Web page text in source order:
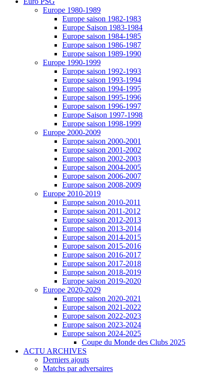
Europe 1980-1989
Europe saison 1982-1983
Europe Saison 1983-1984
Europe saison 1984-1985
Europe saison 1986-1987
Europe saison 1989-1990
Europe 1990-1999
Europe saison 1992-1993
Europe saison 1993-1994
Europe saison 1994-1995
Europe saison 1995-1996
Europe saison 1996-1997
Europe Saison 1997-1998
Europe saison 1998-1999
Europe 2000-2009
Europe saison 2000-2001
Europe saison 2001-2002
Europe saison 2002-2003
Europe saison 2004-2005
Europe saison 2006-2007
Europe saison 2008-2009
Europe 2010-2019
Europe saison 2010-2011
Europe saison 2011-2012
Europe saison 2012-2013
Europe saison 2013-2014
Europe saison 2014-2015
Europe saison 2015-2016
Europe saison 2016-2017
Europe saison 2017-2018
Europe saison 2018-2019
Europe saison 2019-2020
Europe 2020-2029
Europe saison 2020-2021
Europe saison 2021-2022
Europe saison 2022-2023
Europe saison 2023-2024
Europe saison 2024-2025
Coupe du Monde des Clubs 2025
ACTU ARCHIVES
Derniers ajouts
Matchs par adversaires